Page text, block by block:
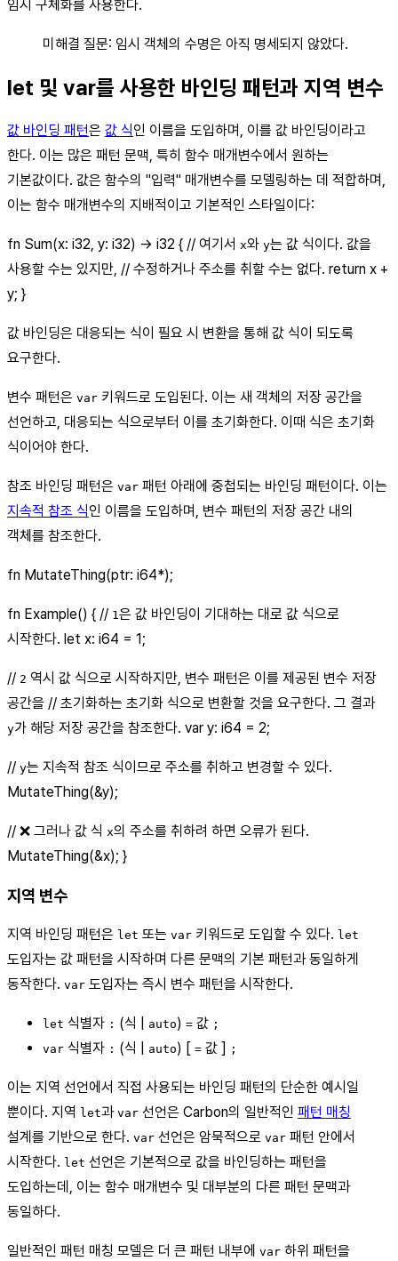
임시 구체화를 사용한다.
미해결 질문: 임시 객체의 수명은 아직 명세되지 않았다.
let 및 var를 사용한 바인딩 패턴과 지역 변수
값 바인딩 패턴은 값 식인 이름을 도입하며, 이를 값 바인딩이라고
한다. 이는 많은 패턴 문맥, 특히 함수 매개변수에서 원하는
기본값이다. 값은 함수의 "입력" 매개변수를 모델링하는 데 적합하며,
이는 함수 매개변수의 지배적이고 기본적인 스타일이다:
fn Sum(x: i32, y: i32) -> i32 { // 여기서 x와 y는 값 식이다. 값을
사용할 수는 있지만, // 수정하거나 주소를 취할 수는 없다. return x +
y; }
값 바인딩은 대응되는 식이 필요 시 변환을 통해 값 식이 되도록
요구한다.
변수 패턴은 var 키워드로 도입된다. 이는 새 객체의 저장 공간을
선언하고, 대응되는 식으로부터 이를 초기화한다. 이때 식은 초기화
식이어야 한다.
참조 바인딩 패턴은 var 패턴 아래에 중첩되는 바인딩 패턴이다. 이는
지속적 참조 식인 이름을 도입하며, 변수 패턴의 저장 공간 내의
객체를 참조한다.
fn MutateThing(ptr: i64*);
fn Example() { // 1 은 값 바인딩이 기대하는 대로 값 식으로
시작한다. let x: i64 = 1;
// 2 역시 값 식으로 시작하지만, 변수 패턴은 이를 제공된 변수 저장
공간을 // 초기화하는 초기화 식으로 변환할 것을 요구한다. 그 결과
y가 해당 저장 공간을 참조한다. var y: i64 = 2;
// y는 지속적 참조 식이므로 주소를 취하고 변경할 수 있다.
MutateThing(&y);
// ❌ 그러나 값 식 x의 주소를 취하려 하면 오류가 된다.
MutateThing(&x); }
지역 변수
지역 바인딩 패턴은 let 또는 var 키워드로 도입할 수 있다. let
도입자는 값 패턴을 시작하며 다른 문맥의 기본 패턴과 동일하게
동작한다. var 도입자는 즉시 변수 패턴을 시작한다.
let 식별자 : (식 | auto) = 값 ;
var 식별자 : (식 | auto) [ = 값 ] ;
이는 지역 선언에서 직접 사용되는 바인딩 패턴의 단순한 예시일
뿐이다. 지역 let과 var 선언은 Carbon의 일반적인 패턴 매칭
설계를 기반으로 한다. var 선언은 암묵적으로 var 패턴 안에서
시작한다. let 선언은 기본적으로 값을 바인딩하는 패턴을
도입하는데, 이는 함수 매개변수 및 대부분의 다른 패턴 문맥과
동일하다.
일반적인 패턴 매칭 모델은 더 큰 패턴 내부에 var 하위 패턴을